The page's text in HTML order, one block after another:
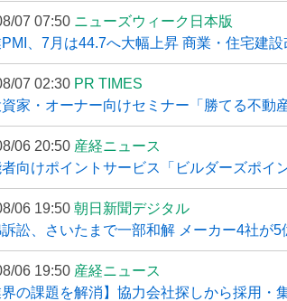
07 07:50 ニューズウィーク日本版
、7月は44.7へ大幅上昇 商業・住宅建設
07 02:30 PR TIMES
家・オーナー向けセミナー「勝てる不動
06 20:50 産経ニュース
向けポイントサービス「ビルダーズポイ
06 19:50 朝日新聞デジタル
訟、さいたまで一部和解 メーカー4社が5
06 19:50 産経ニュース
界の課題を解消】協力会社探しから採用・